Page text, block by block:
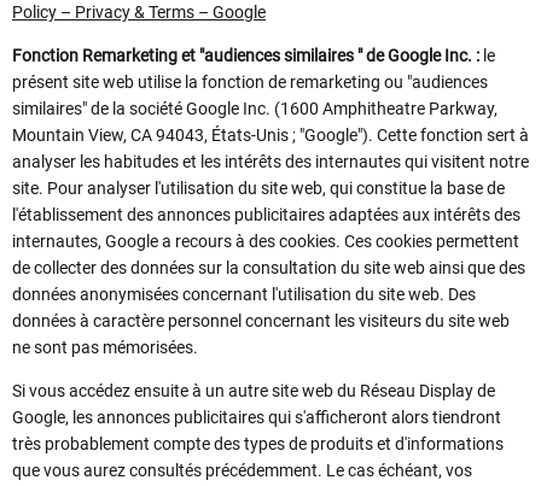
Policy – Privacy & Terms – Google
Fonction Remarketing et "audiences similaires " de Google Inc. : le
présent site web utilise la fonction de remarketing ou "audiences
similaires" de la société Google Inc. (1600 Amphitheatre Parkway,
Mountain View, CA 94043, États-Unis ; "Google"). Cette fonction sert à
analyser les habitudes et les intérêts des internautes qui visitent notre
site. Pour analyser l'utilisation du site web, qui constitue la base de
l'établissement des annonces publicitaires adaptées aux intérêts des
internautes, Google a recours à des cookies. Ces cookies permettent
de collecter des données sur la consultation du site web ainsi que des
données anonymisées concernant l'utilisation du site web. Des
données à caractère personnel concernant les visiteurs du site web
ne sont pas mémorisées.
Si vous accédez ensuite à un autre site web du Réseau Display de
Google, les annonces publicitaires qui s'afficheront alors tiendront
très probablement compte des types de produits et d'informations
que vous aurez consultés précédemment. Le cas échéant, vos